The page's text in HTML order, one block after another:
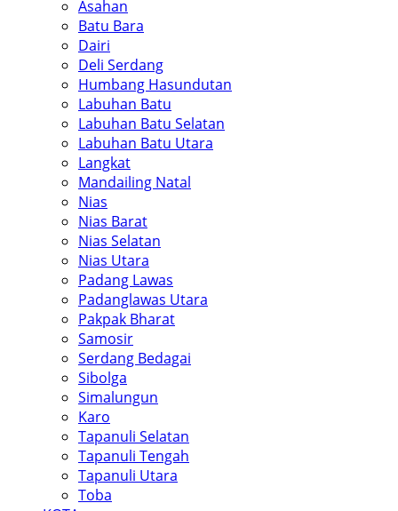
Asahan
Batu Bara
Dairi
Deli Serdang
Humbang Hasundutan
Labuhan Batu
Labuhan Batu Selatan
Labuhan Batu Utara
Langkat
Mandailing Natal
Nias
Nias Barat
Nias Selatan
Nias Utara
Padang Lawas
Padanglawas Utara
Pakpak Bharat
Samosir
Serdang Bedagai
Sibolga
Simalungun
Karo
Tapanuli Selatan
Tapanuli Tengah
Tapanuli Utara
Toba